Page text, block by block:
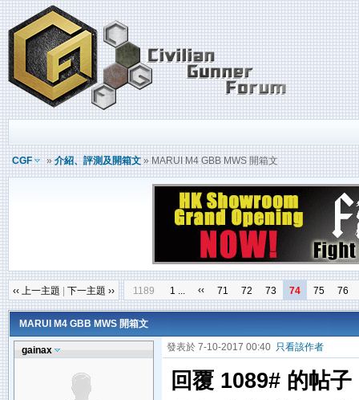
CGF »介紹、評測及開箱文» MARUI M4 GBB MWS 開箱文
‹‹ 上一主題 下一主題 ›› 1189 1 ... ‹‹ 71 72 73 74 75 76
MARUI M4 GBB MWS 開箱文
gainax 發表於 7-10-2017 00:40 只看該作者
回覆 1089# 的帖子